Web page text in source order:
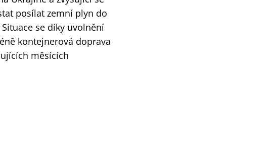
posílat zemní plyn do
se díky uvolnění
kontejnerová doprava
měsících